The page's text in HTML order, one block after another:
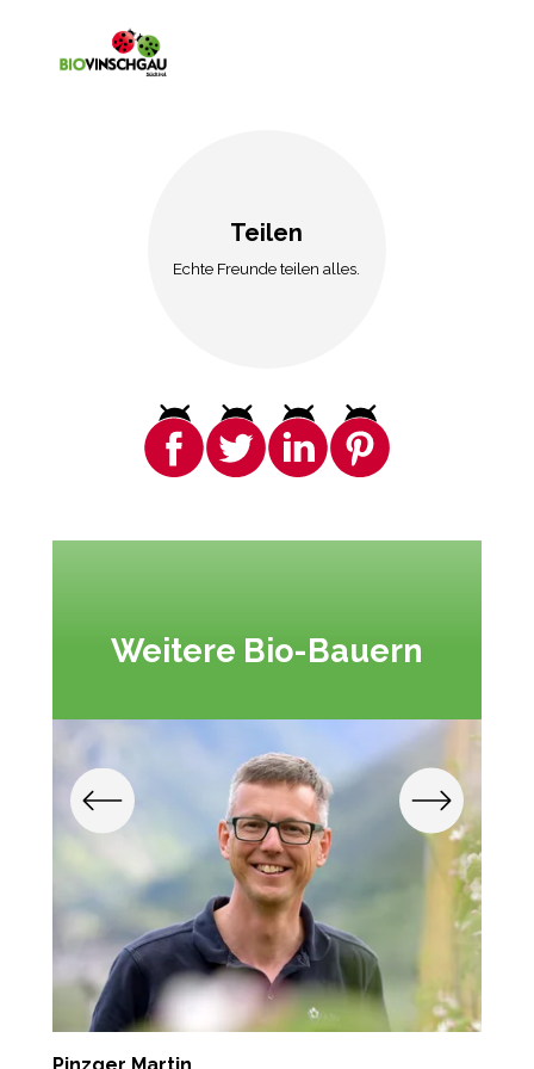
Teilen
Echte Freunde teilen alles.
Weitere Bio-Bauern